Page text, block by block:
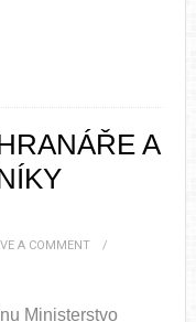
A
A COMMENT
Ministerstvo